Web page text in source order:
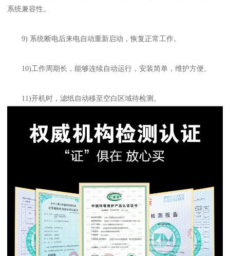
系统兼容性。
9) 系统断电后来电自动重新启动，恢复正常工作。
10)工作周期长，能够连续自动运行，安装简单，维护方便。
11)开机时，滤纸自动移至空白区域待检测。